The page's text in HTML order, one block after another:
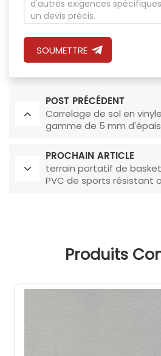
SOUMETTRE
POST PRÉCÉDENT
Carrelage de sol en
gamme de 5 mm
PROCHAIN ARTICLE
terrain portatif de
PVC de sports résistant
Produits